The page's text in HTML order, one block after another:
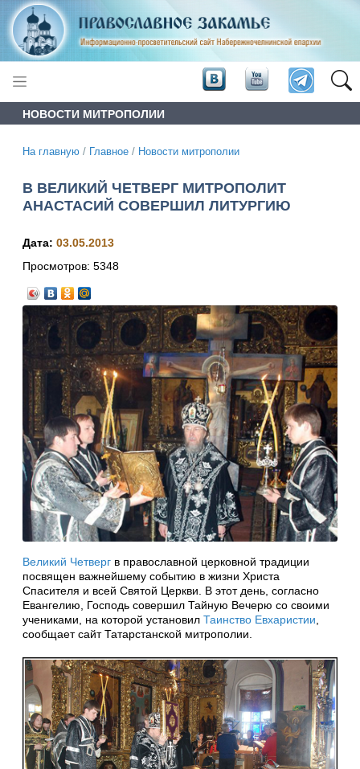
НОВОСТИ МИТРОПОЛИИ
На главную / Главное / Новости митрополии
В ВЕЛИКИЙ ЧЕТВЕРГ МИТРОПОЛИТ
АНАСТАСИЙ СОВЕРШИЛ ЛИТУРГИЮ
Дата: 03.05.2013
Просмотров: 5348
Великий Четверг в православной церковной традиции
посвящен важнейшему событию в жизни Христа
Спасителя и всей Святой Церкви. В этот день, согласно
Евангелию, Господь совершил Тайную Вечерю со своими
учениками, на которой установил Таинство Евхаристии
сообщает сайт Татарстанской митрополии.